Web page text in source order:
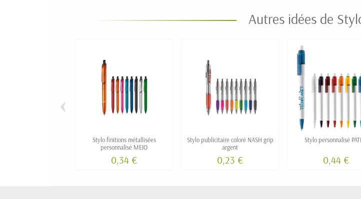
Autres idées de
Stylo finitions métallisées
personnalisé MEIO
0,34 €
Stylo publicitaire coloré NASH grip
argent
0,23 €
Stylo personnalisé
0,44 €
‹